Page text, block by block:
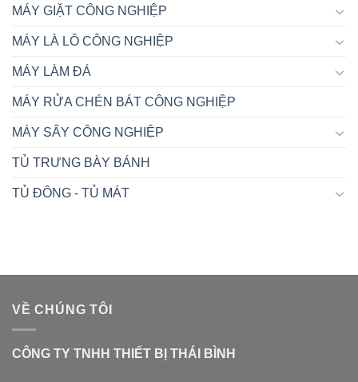
MÁY GIẶT CÔNG NGHIỆP
MÁY LÀ LÔ CÔNG NGHIỆP
MÁY LÀM ĐÁ
MÁY RỬA CHÉN BÁT CÔNG NGHIỆP
MÁY SẤY CÔNG NGHIỆP
TỦ TRƯNG BÀY BÁNH
TỦ ĐÔNG - TỦ MÁT
VỀ CHÚNG TÔI
CÔNG TY TNHH THIẾT BỊ THÁI BÌNH